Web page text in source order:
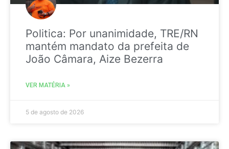
Politica: Por unanimidade, TRE/RN
mantém mandato da prefeita de
João Câmara, Aize Bezerra
VER MATÉRIA »
5 de agosto de 2026